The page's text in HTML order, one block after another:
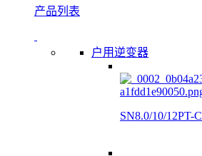
产品列表
户用逆变器
SN8.0/10/12PT-C